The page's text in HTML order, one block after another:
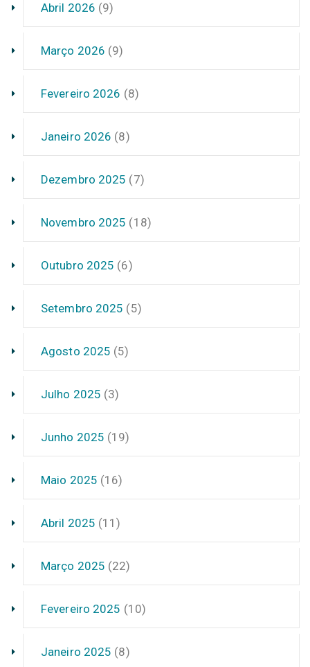
Abril 2026 (9)
Março 2026 (9)
Fevereiro 2026 (8)
Janeiro 2026 (8)
Dezembro 2025 (7)
Novembro 2025 (18)
Outubro 2025 (6)
Setembro 2025 (5)
Agosto 2025 (5)
Julho 2025 (3)
Junho 2025 (19)
Maio 2025 (16)
Abril 2025 (11)
Março 2025 (22)
Fevereiro 2025 (10)
Janeiro 2025 (8)